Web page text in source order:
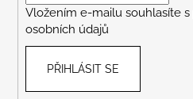
Vložením e-mailu souhlasíte s
osobních údajů
PŘIHLÁSIT SE